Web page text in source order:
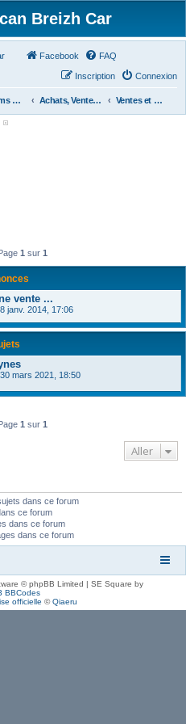
Breizh Car
Facebook FAQ
Connexion
Inscription
Les Forums Divers Achats, Ventes, Aides et Partages, Revues Ventes et Echanges
1 sur 1
vente ...
janv. 2014, 17:06
30 mars 2021, 18:50
1 sur 1
Aller
dans ce forum
ce forum
dans ce forum
dans ce forum
© phpBB Limited | SE Square by
BBCodes
officielle ©Qiaeru